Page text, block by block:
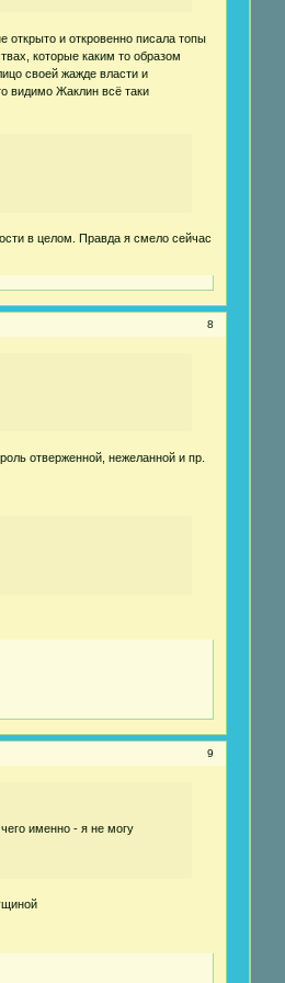
и откровенно писала топы
которые каким то образом
своей жажде власти и
видимо Жаклин всё таки
в целом. Правда я смело сейчас
8
отверженной, нежеланной и пр.
9
именно - я не могу